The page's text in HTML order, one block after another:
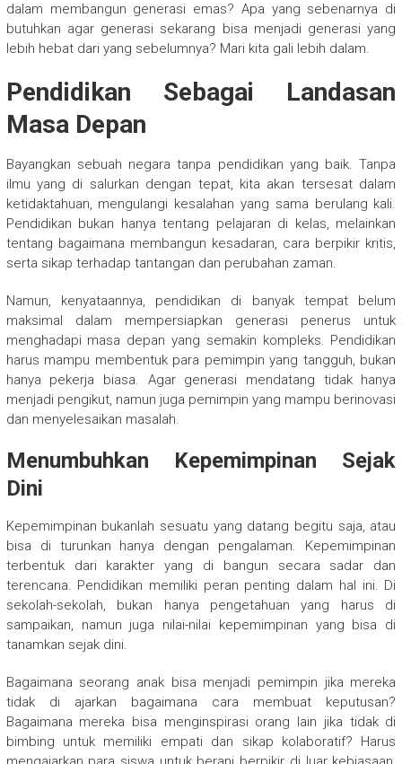
dalam membangun generasi emas? Apa yang sebenarnya di
butuhkan agar generasi sekarang bisa menjadi generasi yang
lebih hebat dari yang sebelumnya? Mari kita gali lebih dalam.
Pendidikan Sebagai Landasan
Masa Depan
Bayangkan sebuah negara tanpa pendidikan yang baik. Tanpa
ilmu yang di salurkan dengan tepat, kita akan tersesat dalam
ketidaktahuan, mengulangi kesalahan yang sama berulang kali.
Pendidikan bukan hanya tentang pelajaran di kelas, melainkan
tentang bagaimana membangun kesadaran, cara berpikir kritis,
serta sikap terhadap tantangan dan perubahan zaman.
Namun, kenyataannya, pendidikan di banyak tempat belum
maksimal dalam mempersiapkan generasi penerus untuk
menghadapi masa depan yang semakin kompleks. Pendidikan
harus mampu membentuk para pemimpin yang tangguh, bukan
hanya pekerja biasa. Agar generasi mendatang tidak hanya
menjadi pengikut, namun juga pemimpin yang mampu berinovasi
dan menyelesaikan masalah.
Menumbuhkan Kepemimpinan Sejak
Dini
Kepemimpinan bukanlah sesuatu yang datang begitu saja, atau
bisa di turunkan hanya dengan pengalaman. Kepemimpinan
terbentuk dari karakter yang di bangun secara sadar dan
terencana. Pendidikan memiliki peran penting dalam hal ini. Di
sekolah-sekolah, bukan hanya pengetahuan yang harus di
sampaikan, namun juga nilai-nilai kepemimpinan yang bisa di
tanamkan sejak dini.
Bagaimana seorang anak bisa menjadi pemimpin jika mereka
tidak di ajarkan bagaimana cara membuat keputusan?
Bagaimana mereka bisa menginspirasi orang lain jika tidak di
bimbing untuk memiliki empati dan sikap kolaboratif? Harus